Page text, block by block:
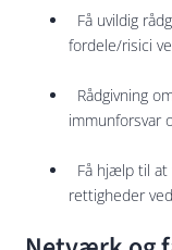
Få uvildig
fordele/risici
Rådgivning
immunforsvar
Få hjælp til
rettigheder